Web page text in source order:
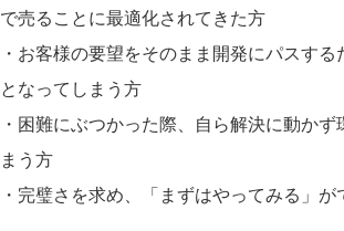
で売ることに最適化されてきた方
・お客様の要望をそのまま開発にパスす
となってしまう方
・困難にぶつかった際、自ら解決に動かず
まう方
・完璧さを求め、「まずはやってみる」が